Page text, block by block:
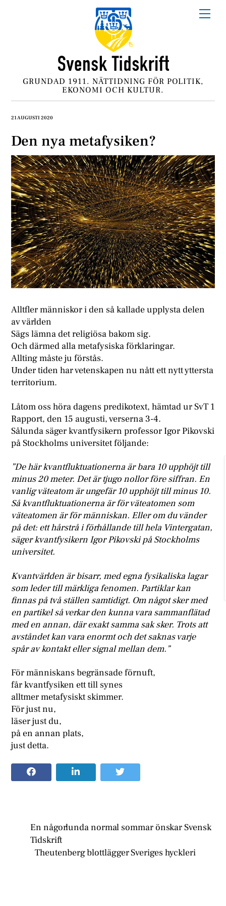
GRUNDAD 1911. NÄTTIDNING FÖR POLITIK,
EKONOMI OCH KULTUR.
21 AUGUSTI 2020
Den nya metafysiken?
Alltfler människor i den så kallade upplysta delen
av världen
Sägs lämna det religiösa bakom sig.
Och därmed alla metafysiska förklaringar.
Allting måste ju förstås.
Under tiden har vetenskapen nu nått ett nytt yttersta
territorium.
Låtom oss höra dagens predikotext, hämtad ur SvT 1
Rapport, den 15 augusti, verserna 3-4.
Sålunda säger kvantfysikern professor Igor Pikovski
på Stockholms universitet följande:
”De här kvantfluktuationerna är bara 10 upphöjt till
minus 20 meter. Det är tjugo nollor före siffran. En
vanlig väteatom är ungefär 10 upphöjt till minus 10.
Så kvantfluktuationerna är för väteatomen som
väteatomen är för människan. Eller om du vänder
på det: ett hårstrå i förhållande till hela Vintergatan,
säger kvantfysikern Igor Pikovski på Stockholms
universitet.
Kvantvärlden är bisarr, med egna fysikaliska lagar
som leder till märkliga fenomen. Partiklar kan
finnas på två ställen samtidigt. Om något sker med
en partikel så verkar den kunna vara sammanflätad
med en annan, där exakt samma sak sker. Trots att
avståndet kan vara enormt och det saknas varje
spår av kontakt eller signal mellan dem.”
För människans begränsade förnuft,
får kvantfysiken ett till synes
alltmer metafysiskt skimmer.
För just nu,
läser just du,
på en annan plats,
just detta.
En någorlunda normal sommar önskar Svensk
Tidskrift
Theutenberg blottlägger Sveriges hyckleri